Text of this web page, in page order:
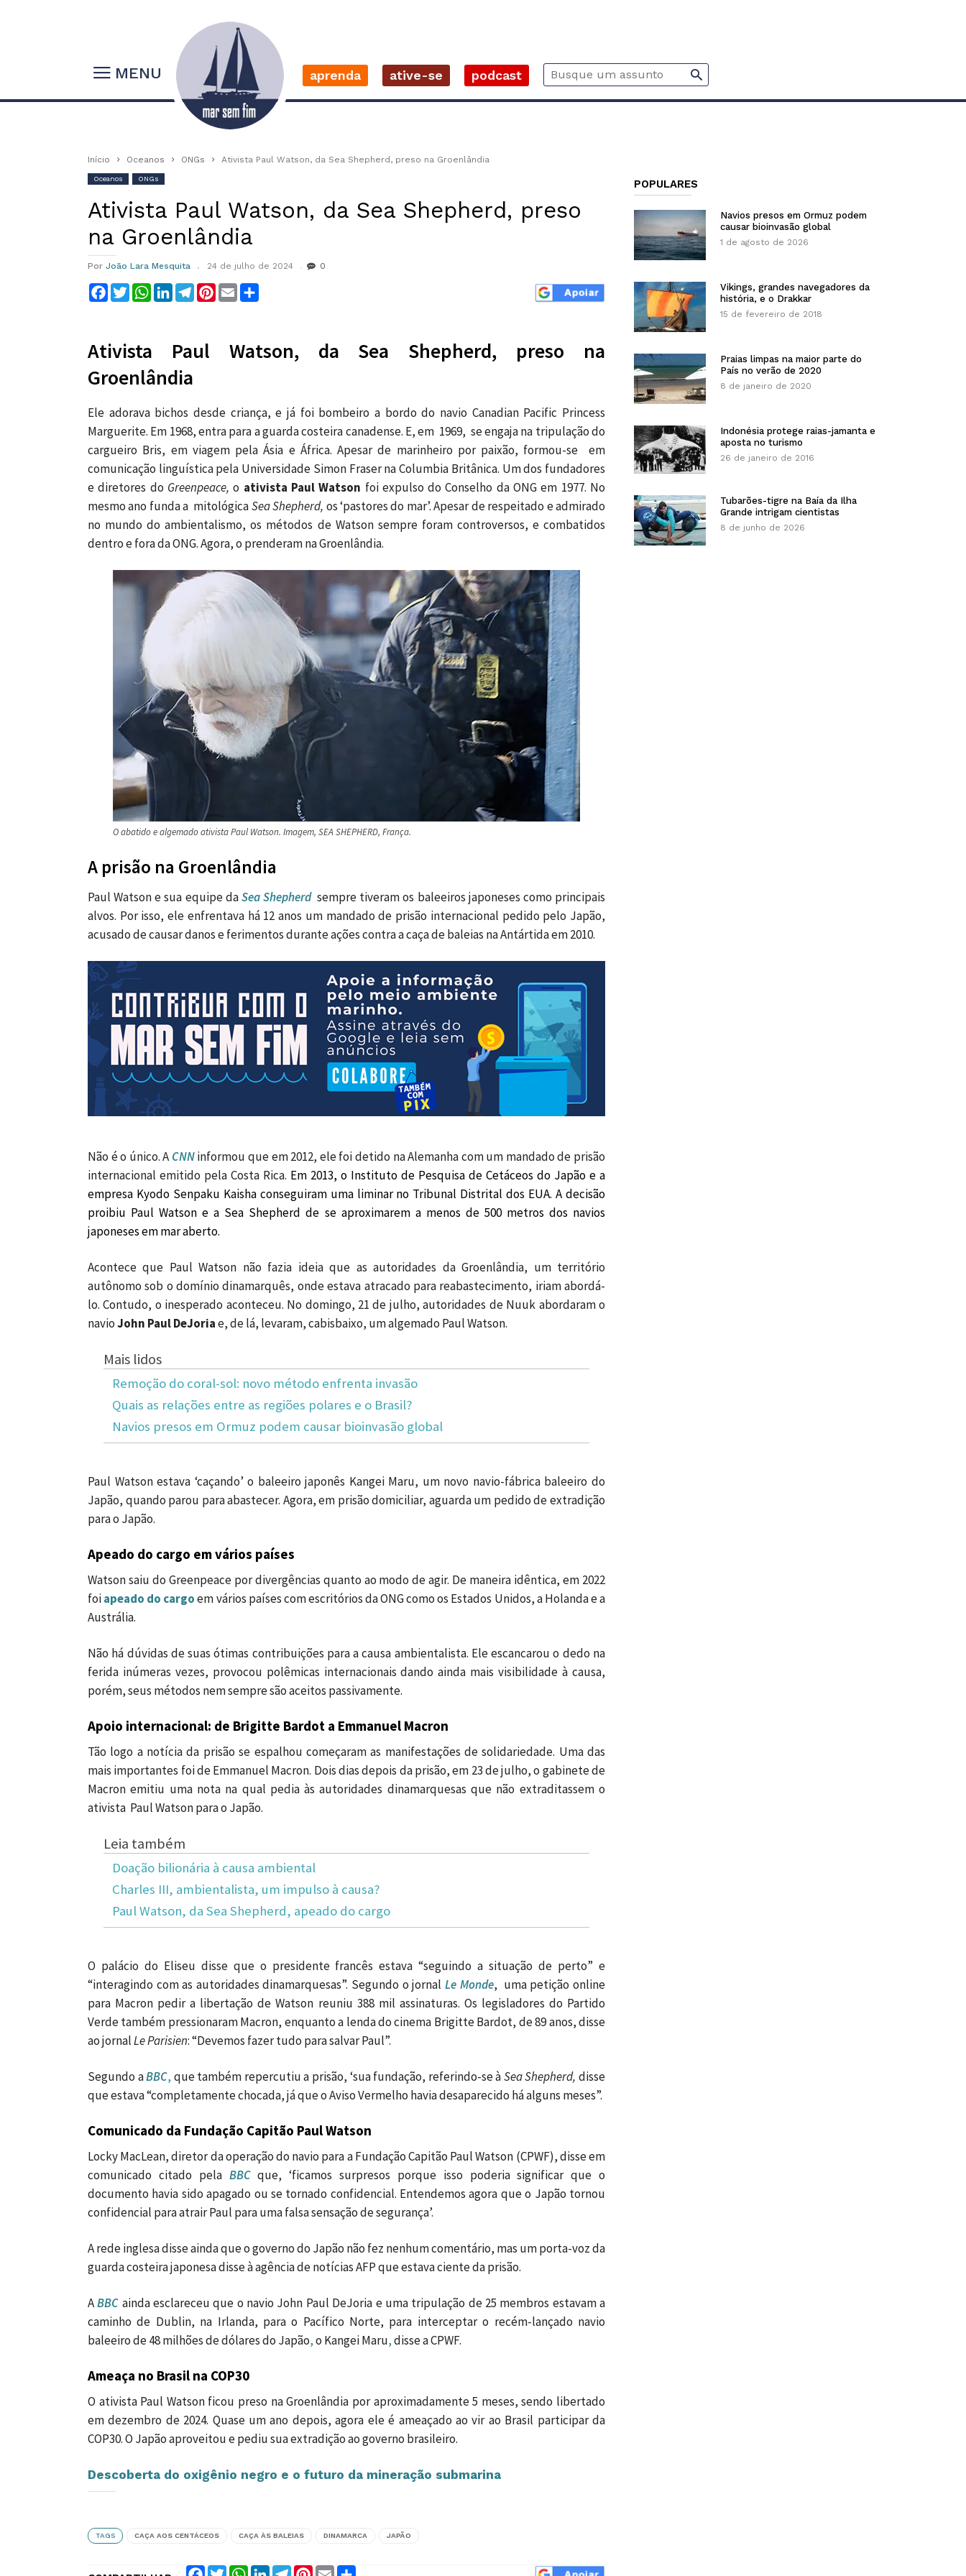
MENU aprenda ative-se podcast
Início Oceanos ONGs Ativista Paul Watson, da Sea Shepherd, preso na Groenlândia
Oceanos ONGs
Ativista Paul Watson, da Sea Shepherd, preso
na Groenlândia
Por João Lara Mesquita 24 de julho de 2024 0
Facebook
TwitterWhatsApp
LinkedInTelegram
Pinterest
Email
Ativista Paul Watson, da Sea Shepherd, preso na
Groenlândia
Ele adorava bichos desde criança, e já foi bombeiro a bordo do navio Canadian Pacific Princess
Marguerite. Em 1968, entra para a guarda costeira canadense. E, em 1969, se engaja na tripulação do
cargueiro Bris, em viagem pela Ásia e África. Apesar de marinheiro por paixão, formou-se em
comunicação linguística pela Universidade Simon Fraser na Columbia Britânica. Um dos fundadores
e diretores do Greenpeace,o ativista Paul Watson foi expulso do Conselho da ONG em 1977. No
mesmo ano funda a mitológicaSea Shepherd, os ‘pastores do mar’. Apesar de respeitado e admirado
no mundo do ambientalismo, os métodos de Watson sempre foram controversos, e combatidos
dentro e fora da ONG. Agora, o prenderam na Groenlândia.
O abatido e algemado ativista Paul Watson. Imagem, SEA SHEPHERD, França.
A prisão na Groenlândia
Paul Watson e sua equipe daSea Shepherd sempre tiveram os baleeiros japoneses como principais
alvos. Por isso, ele enfrentava há 12 anos um mandado de prisão internacional pedido pelo Japão,
acusado de causar danos e ferimentos durante ações contra a caça de baleias na Antártida em 2010.
Não é o único. A CNNinformou que em 2012, ele foi detido na Alemanha com um mandado de prisão
internacional emitido pela Costa Rica. Em 2013, o Instituto de Pesquisa de Cetáceos do Japão e a
empresa Kyodo Senpaku Kaisha conseguiram uma liminar no Tribunal Distrital dos EUA. A decisão
proibiu Paul Watson e a Sea Shepherd de se aproximarem a menos de 500 metros dos navios
japoneses em mar aberto.
Acontece que Paul Watson não fazia ideia que as autoridades da Groenlândia, um território
autônomo sob o domínio dinamarquês, onde estava atracado para reabastecimento, iriam abordá-
lo. Contudo, o inesperado aconteceu. No domingo, 21 de julho, autoridades de Nuuk abordaram o
navioJohn Paul DeJoriae, de lá, levaram, cabisbaixo, um algemado Paul Watson.
Mais lidos
Remoção do coral-sol: novo método enfrenta invasão
Quais as relações entre as regiões polares e o Brasil?
Navios presos em Ormuz podem causar bioinvasão global
Paul Watson estava ‘caçando’ o baleeiro japonês Kangei Maru, um novo navio-fábrica baleeiro do
Japão, quando parou para abastecer. Agora, em prisão domiciliar, aguarda um pedido de extradição
para o Japão.
Apeado do cargo em vários países
Watson saiu do Greenpeace por divergências quanto ao modo de agir. De maneira idêntica, em 2022
foiapeado do cargoem vários países com escritórios da ONG como os Estados Unidos, a Holanda e a
Austrália.
Não há dúvidas de suas ótimas contribuições para a causa ambientalista. Ele escancarou o dedo na
ferida inúmeras vezes, provocou polêmicas internacionais dando ainda mais visibilidade à causa,
porém, seus métodos nem sempre são aceitos passivamente.
Apoio internacional: de Brigitte Bardot a Emmanuel Macron
Tão logo a notícia da prisão se espalhou começaram as manifestações de solidariedade. Uma das
mais importantes foi de Emmanuel Macron. Dois dias depois da prisão, em 23 de julho, o gabinete de
Macron emitiu uma nota na qual pedia às autoridades dinamarquesas que não extraditassem o
ativista Paul Watson para o Japão.
Leia também
Doação bilionária à causa ambiental
Charles III, ambientalista, um impulso à causa?
Paul Watson, da Sea Shepherd, apeado do cargo
O palácio do Eliseu disse que o presidente francês estava “seguindo a situação de perto” e
“interagindo com as autoridades dinamarquesas”. Segundo o jornal Le Monde, uma petição online
para Macron pedir a libertação de Watson reuniu 388 mil assinaturas. Os legisladores do Partido
Verde também pressionaram Macron, enquanto a lenda do cinema Brigitte Bardot, de 89 anos, disse
ao jornalLe Parisien: “Devemos fazer tudo para salvar Paul”.
Segundo aBBC, que também repercutiu a prisão, ‘sua fundação, referindo-se àSea Shepherd,disse
que estava “completamente chocada, já que o Aviso Vermelho havia desaparecido há alguns meses”.
Comunicado da Fundação Capitão Paul Watson
Locky MacLean, diretor da operação do navio para a Fundação Capitão Paul Watson (CPWF), disse em
comunicado citado pela BBCque, ‘ficamos surpresos porque isso poderia significar que o
documento havia sido apagado ou se tornado confidencial. Entendemos agora que o Japão tornou
confidencial para atrair Paul para uma falsa sensação de segurança’.
A rede inglesa disse ainda que o governo do Japão não fez nenhum comentário, mas um porta-voz da
guarda costeira japonesa disse à agência de notícias AFP que estava ciente da prisão.
ABBC ainda esclareceu que o navio John Paul DeJoria e uma tripulação de 25 membros estavam a
caminho de Dublin, na Irlanda, para o Pacífico Norte, para interceptar o recém-lançado navio
baleeiro de 48 milhões de dólares do Japão,o Kangei Maru,disse a CPWF.
Ameaça no Brasil na COP30
O ativista Paul Watson ficou preso na Groenlândia por aproximadamente 5 meses, sendo libertado
em dezembro de 2024. Quase um ano depois, agora ele é ameaçado ao vir ao Brasil participar da
COP30. O Japão aproveitou e pediu sua extradição ao governo brasileiro.
Descoberta do oxigênio negro e o futuro da mineração submarina
TAGS CAÇA AOS CENTÁCEOS CAÇA ÀS BALEIAS DINAMARCA JAPÃO
Facebook
TwitterWhatsApp
LinkedInTelegram
Pinterest
Email
POPULARES
Navios presos em Ormuz podem
causar bioinvasão global
1 de agosto de 2026
Vikings, grandes navegadores da
história, e o Drakkar
15 de fevereiro de 2018
Praias limpas na maior parte do
País no verão de 2020
8 de janeiro de 2020
Indonésia protege raias-jamanta e
aposta no turismo
26 de janeiro de 2016
Tubarões-tigre na Baía da Ilha
Grande intrigam cientistas
8 de junho de 2026